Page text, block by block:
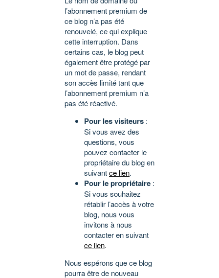
l’abonnement premium de
ce blog n’a pas été
renouvelé, ce qui explique
cette interruption. Dans
certains cas, le blog peut
également être protégé par
un mot de passe, rendant
son accès limité tant que
l’abonnement premium n’a
pas été réactivé.
Pour les visiteurs :
Si vous avez des
questions, vous
pouvez contacter le
propriétaire du blog en
suivantce lien.
Pour le propriétaire :
Si vous souhaitez
rétablir l’accès à votre
blog, nous vous
invitons à nous
contacter en suivant
ce lien.
Nous espérons que ce blog
pourra être de nouveau